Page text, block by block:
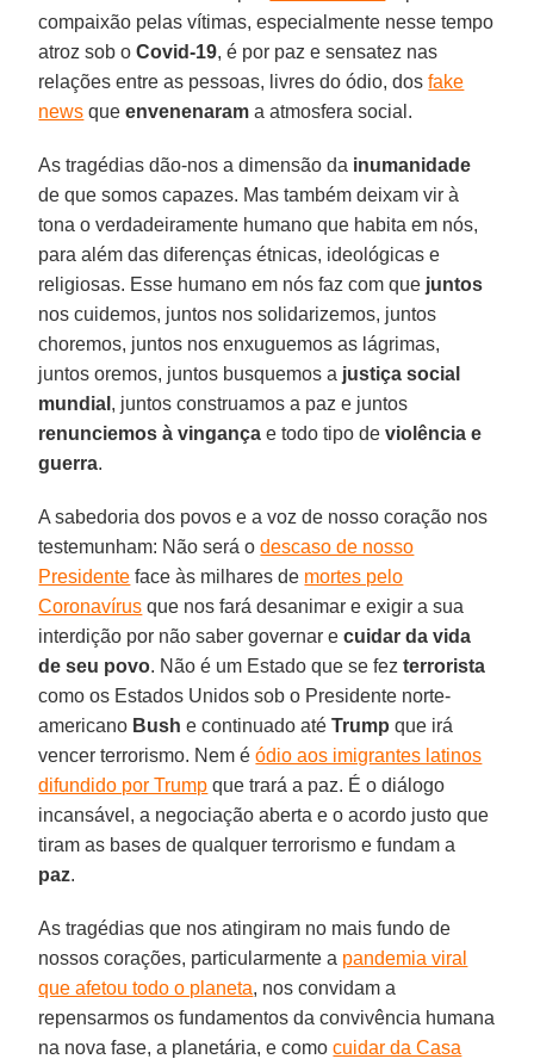
compaixão pelas vítimas, especialmente nesse tempo
atroz sob o Covid-19, é por paz e sensatez nas
relações entre as pessoas, livres do ódio, dosfake
news queenvenenaram a atmosfera social.
As tragédias dão-nos a dimensão da inumanidade
de que somos capazes. Mas também deixam vir à
tona o verdadeiramente humano que habita em nós,
para além das diferenças étnicas, ideológicas e
religiosas. Esse humano em nós faz com que juntos
nos cuidemos, juntos nos solidarizemos, juntos
choremos, juntos nos enxuguemos as lágrimas,
juntos oremos, juntos busquemos a justiça social
mundial , juntos construamos a paz e juntos
renunciemos à vingança e todo tipo deviolência e
guerra.
A sabedoria dos povos e a voz de nosso coração nos
testemunham: Não será odescaso de nosso
Presidente face às milhares de mortes pelo
Coronavírus que nos fará desanimar e exigir a sua
interdição por não saber governar ecuidar da vida
de seu povo. Não é um Estado que se fezterrorista
como os Estados Unidos sob o Presidente norte-
americano Bush e continuado atéTrump que irá
vencer terrorismo. Nem éódio aos imigrantes latinos
difundido por Trump que trará a paz. É o diálogo
incansável, a negociação aberta e o acordo justo que
tiram as bases de qualquer terrorismo e fundam a
paz.
As tragédias que nos atingiram no mais fundo de
nossos corações, particularmente a pandemia viral
que afetou todo o planeta, nos convidam a
repensarmos os fundamentos da convivência humana
na nova fase, a planetária, e comocuidar da Casa